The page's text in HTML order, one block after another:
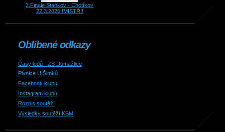
2.Finále Staňkov - Chotíkov
22.3.2025 !MISTŘI!
Oblíbené odkazy
Časy ledů - ZS Domažlice
Pivnice U Šimků
Facebook klubu
Instagram klubu
Rozpis soutěží
Výsledky soutěží KSM